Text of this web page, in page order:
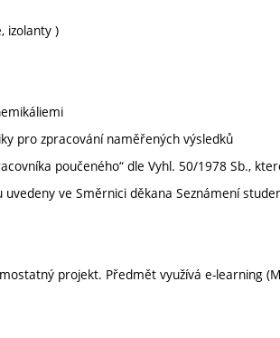
izolanty )
pro zpracování naměřených výsledků
poučeného“ dle Vyhl. 50/1978 Sb.,
ve Směrnici děkana Seznámení
projekt. Předmět využívá e-learning